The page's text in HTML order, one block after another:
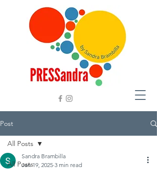
Post
All Posts
All Posts
Sandra Brambilla
Jan 19, 2025 3 min read